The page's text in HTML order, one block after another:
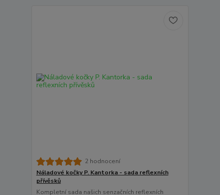
2 hodnocení
Náladové kočky P. Kantorka - sada reflexních
přívěsků
Kompletní sada našich senzačních reflexních